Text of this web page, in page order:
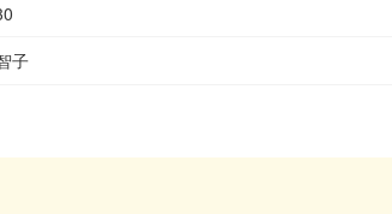
子